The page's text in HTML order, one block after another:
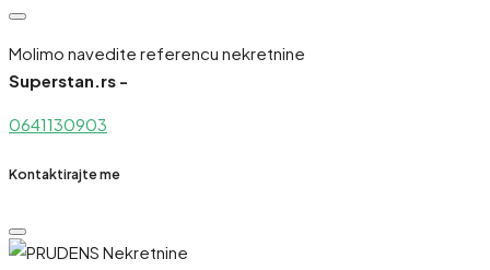
Molimo navedite referencu nekretnine
Superstan.rs -
0641130903
Kontaktirajte me